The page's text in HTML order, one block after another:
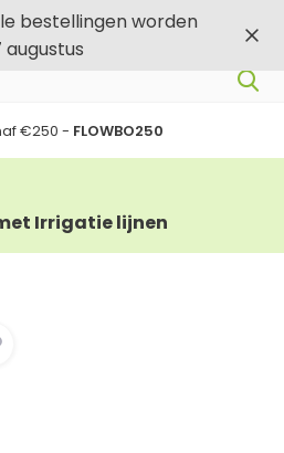
bestellingen worden
€250 - FLOWBO250
Irrigatie lijnen